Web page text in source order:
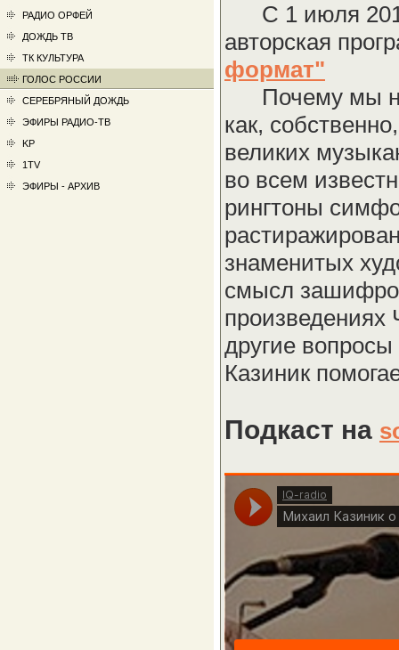
РАДИО ОРФЕЙ
ДОЖДЬ ТВ
ТК КУЛЬТУРА
ГОЛОС РОССИИ
СЕРЕБРЯНЫЙ ДОЖДЬ
ЭФИРЫ РАДИО-ТВ
KP
1TV
ЭФИРЫ - АРХИВ
С 1 июля 2012
авторская
формат"
Почему мы не
как,
великих
во всем
рингтоны
знаменитых
смысл
произведениях
другие
Казиник
Подкаст на